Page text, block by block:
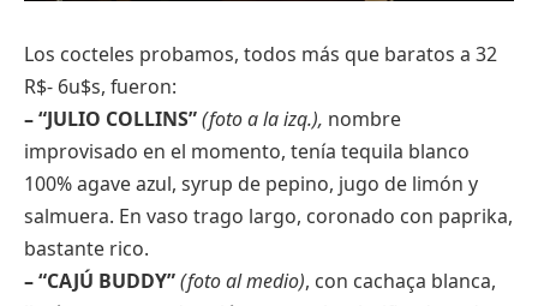
Los cocteles probamos, todos más que baratos a 32
R$- 6u$s, fueron:
– “JULIO COLLINS”(foto a la izq.), nombre
improvisado en el momento, tenía tequila blanco
100% agave azul, syrup de pepino, jugo de limón y
salmuera. En vaso trago largo, coronado con paprika,
bastante rico.
– “CAJÚ BUDDY”(foto al medio), con cachaça blanca,